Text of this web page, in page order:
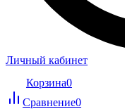
Личный кабинет
Корзина0
Сравнение0